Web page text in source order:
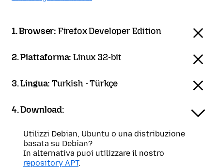
1. Browser: Firefox Developer Edition
2. Piattaforma:Linux 32-bit
3. Lingua:Turkish - Türkçe
4. Download:
Utilizzi Debian, Ubuntu o una distribuzione
basata su Debian?
In alternativa puoi utilizzare il nostro
repository APT.